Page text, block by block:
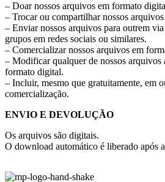
– Doar nossos arquivos em formato
– Trocar ou compartilhar nossos
– Enviar nossos arquivos para outrem
grupos em redes sociais ou similares.
– Comercializar nossos arquivos em
– Modificar qualquer de nossos arquivos
formato digital.
– Incluir, mesmo que gratuitamente, em
comercialização.
ENVIO E DEVOLUÇÃO
Os arquivos são digitais.
O download automático é liberado após